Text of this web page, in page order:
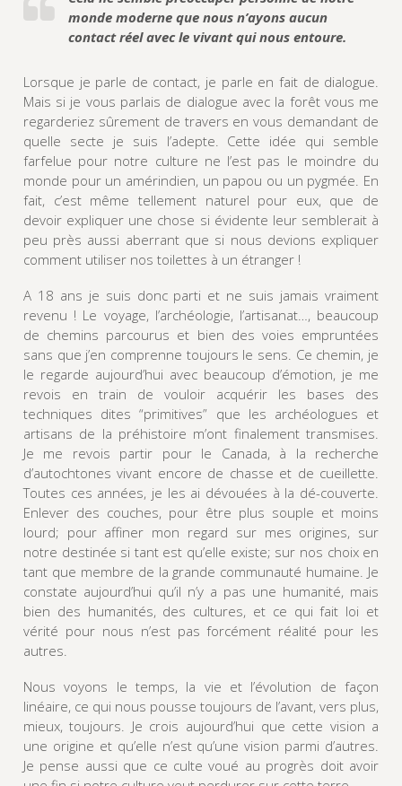
monde moderne que nous n’ayons aucun
contact réel avecle vivant qui nous entoure.
Lorsque je parle de contact, je parle en fait de dialogue.
Mais si je vous parlais de dialogue avec la forêt vous me
regarderiez sûrement de travers en vous demandant de
quelle secte je suis l’adepte. Cette idée qui semble
farfelue pour notre culture ne l’est pas le moindre du
monde pour un amérindien, un papou ou un pygmée. En
fait, c’est même tellement naturel pour eux, que de
devoir expliquer une chose si évidente leur semblerait à
peu près aussi aberrant que si nous devions expliquer
comment utiliser nos toilettes à un étranger !
A 18 ans je suis donc parti et ne suis jamais vraiment
revenu ! Le voyage, l’archéologie, l’artisanat…, beaucoup
de chemins parcourus et bien des voies empruntées
sans que j’en comprenne toujours le sens. Ce chemin, je
le regarde aujourd’hui avec beaucoup d’émotion, je me
revois en train de vouloir acquérir les bases des
techniques dites “primitives” que les archéologues et
artisans de la préhistoire m’ont finalement transmises.
Je me revois partir pour le Canada, à la recherche
d’autochtones vivant encore de chasse et de cueillette.
Toutes ces années, je les ai dévouées à la dé-couverte.
Enlever des couches, pour être plus souple et moins
lourd; pour affiner mon regard sur mes origines, sur
notre destinée si tant est qu’elle existe; sur nos choix en
tant que membre de la grande communauté humaine. Je
constate aujourd’hui qu’il n’y a pas une humanité, mais
bien des humanités, des cultures, et ce qui fait loi et
vérité pour nous n’est pas forcément réalité pour les
autres.
Nous voyons le temps, la vie et l’évolution de façon
linéaire, ce qui nous pousse toujours de l’avant, vers plus,
mieux, toujours. Je crois aujourd’hui que cette vision a
une origine et qu’elle n’est qu’une vision parmi d’autres.
Je pense aussi que ce culte voué au progrès doit avoir